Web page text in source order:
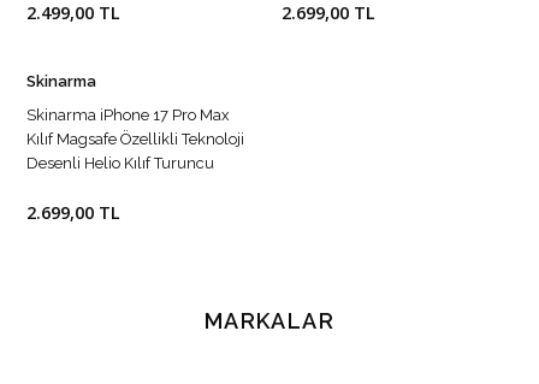
2.499,00 TL 2.699,00 TL
Skinarma
Skinarma iPhone 17 Pro Max
Kılıf Magsafe Özellikli Teknoloji
Desenli Helio Kılıf Turuncu
2.699,00 TL
MARKALAR